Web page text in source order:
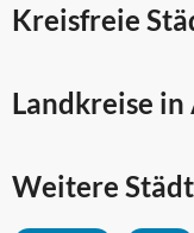
Kreisfreie
Landkreise
Weitere